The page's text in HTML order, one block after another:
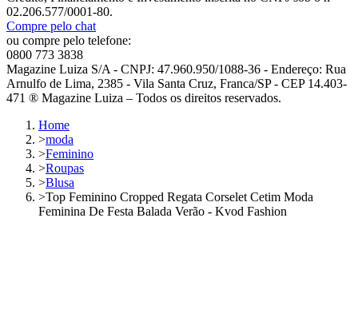
02.206.577/0001-80.
Compre pelo chat
ou compre pelo telefone:
0800 773 3838
Magazine Luiza S/A - CNPJ: 47.960.950/1088-36 - Endereço: Rua
Arnulfo de Lima, 2385 - Vila Santa Cruz, Franca/SP - CEP 14.403-
471 ® Magazine Luiza – Todos os direitos reservados.
Home
>moda
>Feminino
>Roupas
>Blusa
>Top Feminino Cropped Regata Corselet Cetim Moda
Feminina De Festa Balada Verão - Kvod Fashion